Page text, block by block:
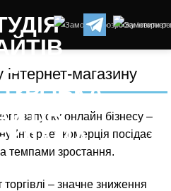
магазину
запуску онлайн бізнесу –
Інтернет комерція посідає
темпами зростання.
– значне зниження